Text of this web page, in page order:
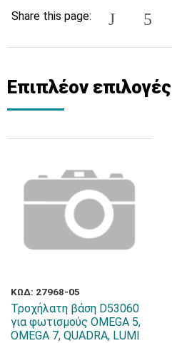
Share this page:
Επιπλέον επιλογές
ΚΩΔ: 27968-05
Τροχήλατη βάση D53060
για φωτισμούς OMEGA 5,
OMEGA 7, QUADRA, LUMI